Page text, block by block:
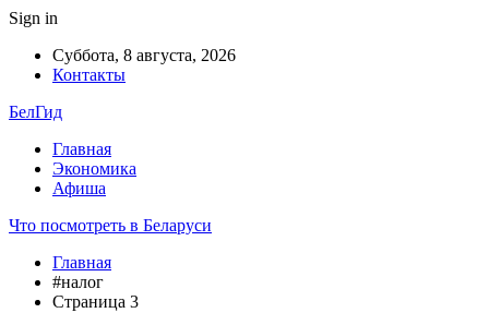
Sign in
Суббота, 8 августа, 2026
Контакты
БелГид
Главная
Экономика
Афиша
Что посмотреть в Беларуси
Главная
#налог
Страница 3